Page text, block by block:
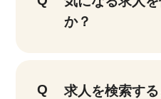
か？
求人を検索す